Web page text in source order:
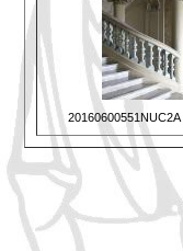
20160600551NUC2A